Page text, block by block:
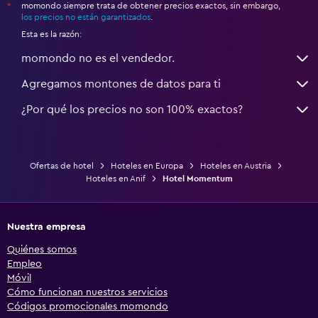
*
momondo siempre trata de obtener precios exactos, sin embargo,
los precios no están garantizados
Esta es la razón:
momondo no es el vendedor.
Agregamos montones de datos para ti
¿Por qué los precios no son 100% exactos?
Ofertas de hotel Hoteles en Europa
Hoteles en Austria
Hoteles en Anif
Hotel Momentum
Nuestra empresa
Quiénes somos
Empleo
Móvil
Cómo funcionan nuestros servicios
Códigos promocionales momondo